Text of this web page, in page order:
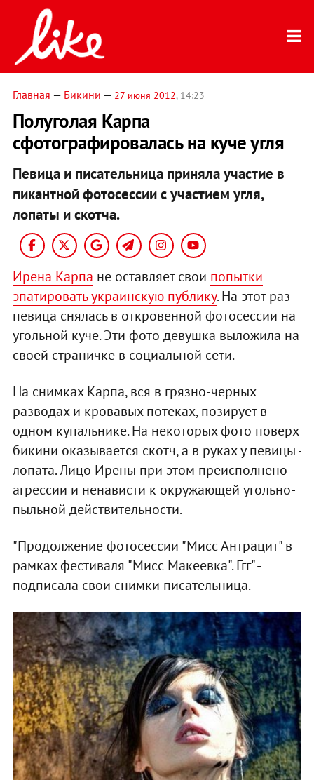
Главная — Бикини — 27 июня 2012, 14:23
Полуголая Карпа
сфотографировалась на куче угля
Певица и писательница приняла участие в
пикантной фотосессии с участием угля,
лопаты и скотча.
Ирена Карпа не оставляет свои попытки
эпатировать украинскую публику. На этот раз
певица снялась в откровенной фотосессии на
угольной куче. Эти фото девушка выложила на
своей страничке в социальной сети.
На снимках Карпа, вся в грязно-черных
разводах и кровавых потеках, позирует в
одном купальнике. На некоторых фото поверх
бикини оказывается скотч, а в руках у певицы -
лопата. Лицо Ирены при этом преисполнено
агрессии и ненависти к окружающей угольно-
пыльной действительности.
"Продолжение фотосессии "Мисс Антрацит" в
рамках фестиваля "Мисс Макеевка". Ггг" -
подписала свои снимки писательница.